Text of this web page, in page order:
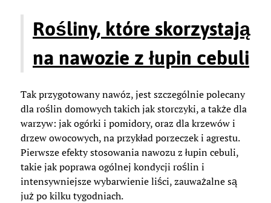
Rośliny, które skorzystają
na nawozie z łupin cebuli
Tak przygotowany nawóz, jest szczególnie polecany
dla roślin domowych takich jak storczyki, a także dla
warzyw: jak ogórki i pomidory, oraz dla krzewów i
drzew owocowych, na przykład porzeczek i agrestu.
Pierwsze efekty stosowania nawozu z łupin cebuli,
takie jak poprawa ogólnej kondycji roślin i
intensywniejsze wybarwienie liści, zauważalne są
już po kilku tygodniach.